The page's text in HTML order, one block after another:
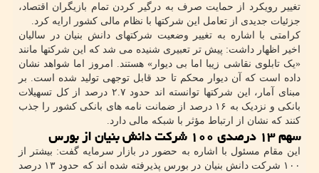
تغییر رویکرد از حمایت صرف به درگیر کردن تمام بازیگران اقتصاد،
جزئیات جدیدی از تعامل این شرکتها با نظام مالی کشور ارایه کرد.
کرامتی با اشاره به تغییر وضعیت شرکتهای دانش بنیان در سالیان
اخیر اظهار داشت: پیش تر تعبیری شنیده می شد که این شرکتها مانند
«یک تابلوی نقاشی زیبا اما بی دیوار» هستند. امروز اما شواهد نشان
داده است که آن دیوار محکم تا حد قابل توجهی تولید شده است. بر
مبنای آمار، این شرکتها توانسته اند حدود ۲.۷ درصد از کل تسهیلات
بانکی و نزدیک به ۱۶ درصد از ضمانت نامه های بانکی کشور را جذب
کنند که نشان از ارتباط مؤثر با شبکه مالی دارد.
سهم ۱۳ درصدی ۱۰۰ شرکت دانش بنیان از بورس
این مقام مسئول با اشاره به حضور در بازار سرمایه گفت: بیشتر از
۱۰۰ شرکت دانش بنیان در بورس پذیرفته شده اند که حدود ۱۳ درصد